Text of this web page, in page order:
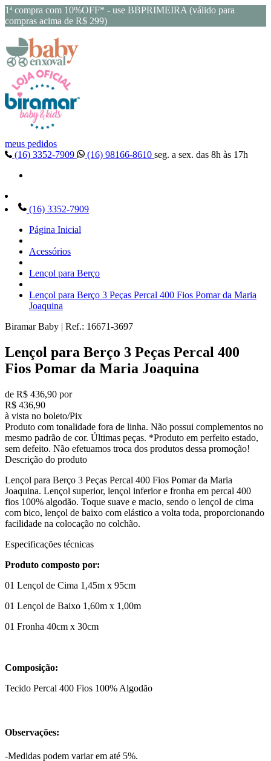
1ª compra com 10%OFF* - use BBPRIMEIRA (válido para
compras acima de R$ 299)
meus pedidos
(16) 3352-7909
(16) 98166-8610 seg. a sex. das 8h às 17h
(16) 3352-7909
Página Inicial
Acessórios
Lençol para Berço
Lençol para Berço 3 Peças Percal 400 Fios Pomar da Maria
Joaquina
Biramar Baby | Ref.: 16671-3697
Lençol para Berço 3 Peças Percal 400
Fios Pomar da Maria Joaquina
de R$ 436,90 por
R$ 436,90
à vista no boleto/Pix
Produto com tonalidade fora de linha. Não possui complementos no
mesmo padrão de cor. Últimas peças. *Produto em perfeito estado,
sem defeito. Não efetuamos troca dos produtos dessa promoção!
Descrição do produto
Lençol para Berço 3 Peças Percal 400 Fios Pomar da Maria
Joaquina. Lençol superior, lençol inferior e fronha em percal 400
fios 100% algodão. Toque suave e macio, sendo o lençol de cima
com bico, lençol de baixo com elástico a volta toda, proporcionando
facilidade na colocação no colchão.
Especificações técnicas
Produto composto por:
01 Lençol de Cima 1,45m x 95cm
01 Lençol de Baixo 1,60m x 1,00m
01 Fronha 40cm x 30cm
Composição:
Tecido Percal 400 Fios 100% Algodão
Observações:
-Medidas podem variar em até 5%.